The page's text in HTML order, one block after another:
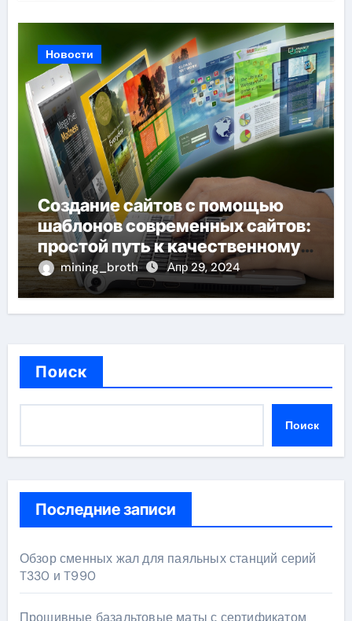
Новости
Создание сайтов с помощью
шаблонов современных сайтов:
простой путь к качественному
веб-присутствию
mining_broth Апр 29, 2024
Поиск
Поиск
Последние записи
Обзор сменных жал для паяльных станций серий
T330 и T990
Прошивные базальтовые маты с сертификатом